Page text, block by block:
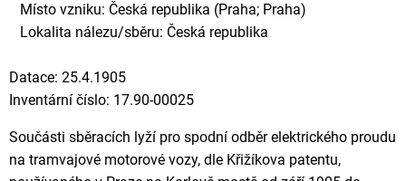
Místo vzniku: Česká republika (Praha; Praha)
Lokalita nálezu/sběru: Česká republika
Datace: 25.4.1905
Inventární číslo: 17.90-00025
Součásti sběracích lyží pro spodní odběr elektrického proudu
na tramvajové motorové vozy, dle Křižíkova patentu,